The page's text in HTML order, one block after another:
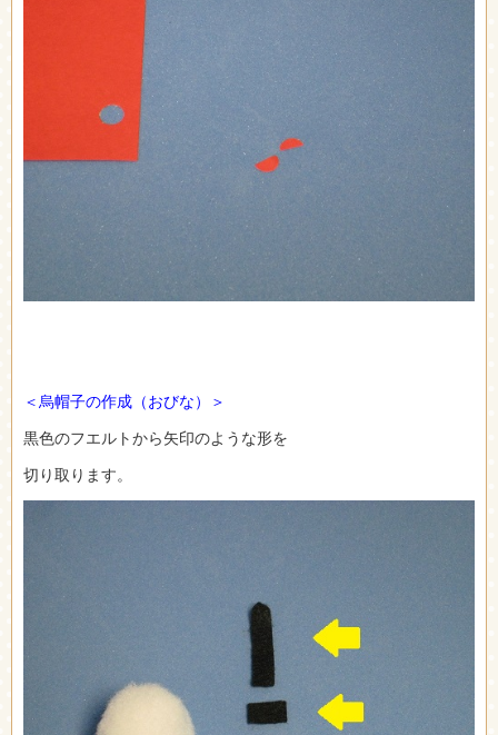
＜烏帽子の作成（おびな）＞
黒色のフエルトから矢印のような形を
切り取ります。